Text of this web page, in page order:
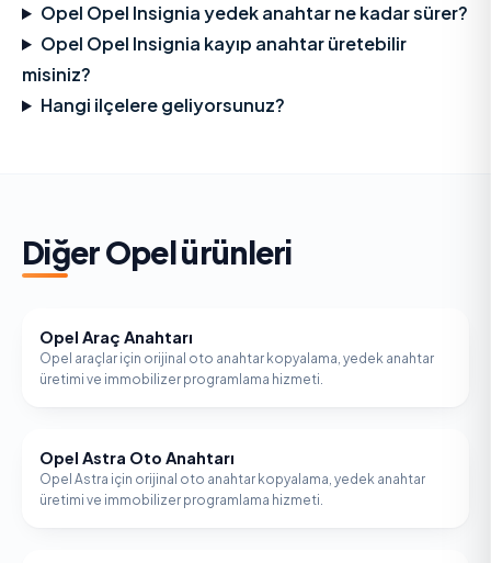
Opel Opel Insignia yedek anahtar ne kadar sürer?
Opel Opel Insignia kayıp anahtar üretebilir
misiniz?
Hangi ilçelere geliyorsunuz?
DiğerOpelürünleri
OPEL
Opel Araç Anahtarı
Opel araçlar için orijinal oto anahtar kopyalama, yedek anahtar
üretimi ve immobilizer programlama hizmeti.
OPEL
Opel Astra Oto Anahtarı
Opel Astra için orijinal oto anahtar kopyalama, yedek anahtar
üretimi ve immobilizer programlama hizmeti.